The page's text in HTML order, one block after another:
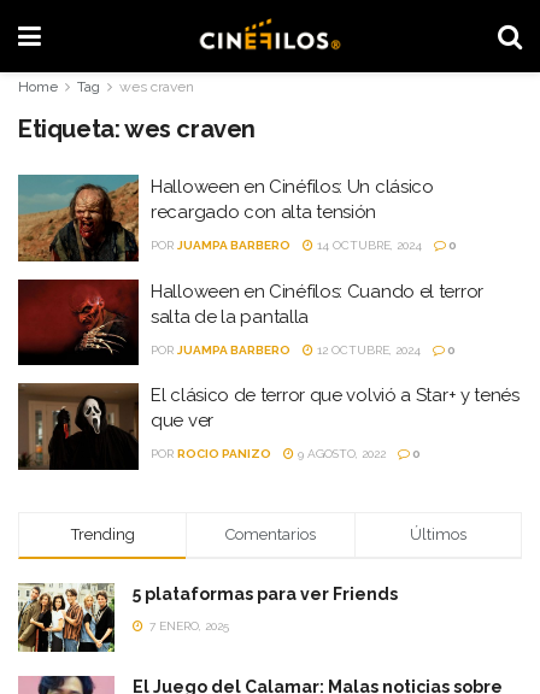
Home Tag wes craven
Etiqueta:wes craven
Halloween en Cinéfilos: Un clásico
recargado con alta tensión
POR JUAMPA BARBERO 14 OCTUBRE, 2024 0
Halloween en Cinéfilos: Cuando el terror
salta de la pantalla
POR JUAMPA BARBERO 12 OCTUBRE, 2024 0
El clásico de terror que volvió a Star+ y tenés
que ver
POR ROCIO PANIZO 9 AGOSTO, 2022 0
Trending Comentarios Últimos
5 plataformas para ver Friends
7 ENERO, 2025
El Juego del Calamar: Malas noticias sobre